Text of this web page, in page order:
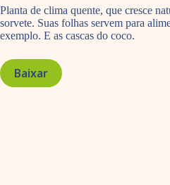
Planta de clima quente, que cresce
sorvete. Suas folhas servem para
exemplo. E as cascas do coco.
Baixar